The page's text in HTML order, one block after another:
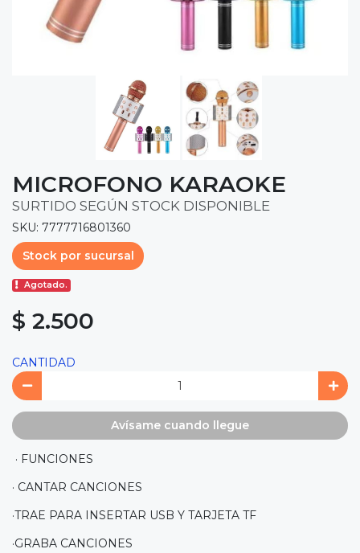
MICROFONO KARAOKE
SURTIDO SEGÚN STOCK DISPONIBLE
SKU: 7777716801360
Stock por sucursal
Agotado.
$ 2.500
CANTIDAD
Avísame cuando llegue
· FUNCIONES
· CANTAR CANCIONES
·TRAE PARA INSERTAR USB Y TARJETA TF
·GRABA CANCIONES